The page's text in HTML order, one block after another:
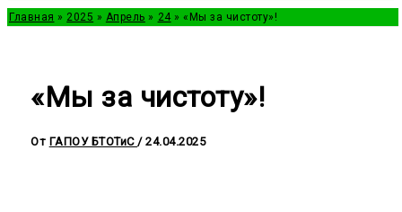
Главная 2025 Апрель 24 «Мы за чистоту»!
«Мы за чистоту»!
От ГАПОУ БТОТиС/24.04.2025